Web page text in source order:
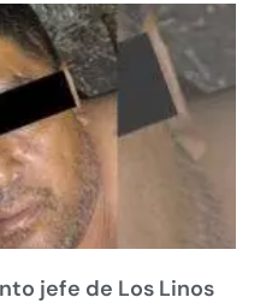
jefe de Los Linos